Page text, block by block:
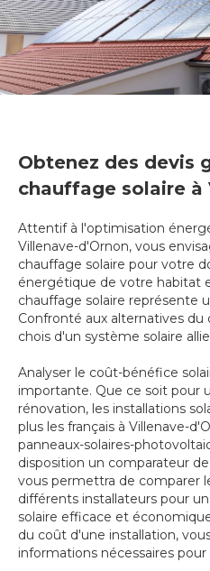
Obtenez des devis
chauffage solaire à
Attentif à l'optimisation
Villenave-d'Ornon, vous
chauffage solaire pour votre
énergétique de votre habitat
chauffage solaire représente
Confronté aux alternatives du
chois d'un système solaire
Analyser le coût-bénéfice
importante. Que ce soit pour
rénovation, les installations
plus les français à Villenave-
panneaux-solaires-
disposition un comparateur
vous permettra de comparer
différents installateurs pour
solaire efficace et
du coût d'une installation,
informations nécessaires pour